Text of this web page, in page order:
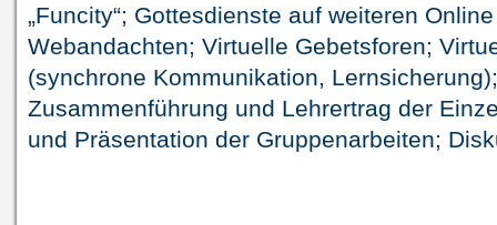
„Funcity“; Gottesdienste auf weiteren
Webandachten; Virtuelle Gebetsforen;
(synchrone Kommunikation,
Zusammenführung und Lehrertrag der
und Präsentation der Gruppenarbeiten;